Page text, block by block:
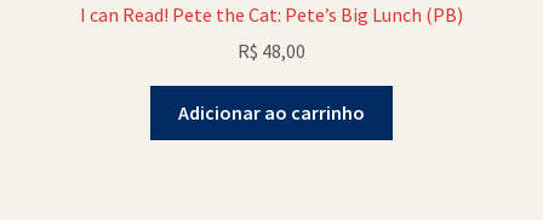
I can Read! Pete the Cat: Pete’s Big Lunch (PB)
R$ 48,00
Adicionar ao carrinho